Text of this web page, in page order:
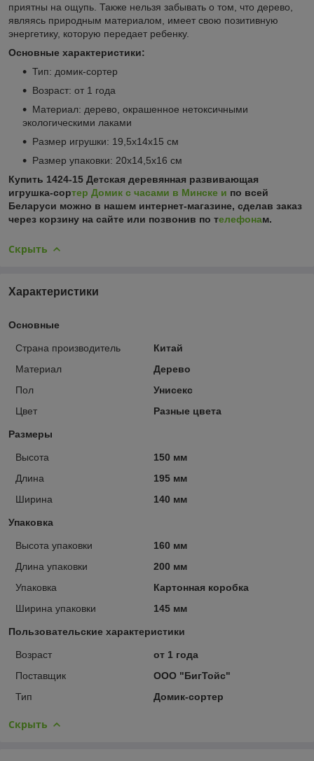
приятны на ощупь. Также нельзя забывать о том, что дерево,
являясь природным материалом, имеет свою позитивную
энергетику, которую передает ребенку.
Основные характеристики:
Тип: домик-сортер
Возраст: от 1 года
Материал: дерево, окрашенное нетоксичными
экологическими лаками
Размер игрушки: 19,5х14х15 см
Размер упаковки: 20х14,5х16 см
Купить 1424-15 Детская деревянная развивающая
игрушка-сортер Домик с часами в Минске и по всей
Беларуси можно в нашем интернет-магазине, сделав заказ
через корзину на сайте или позвонив по телефонам.
Скрыть
Характеристики
Основные
Страна производитель
Китай
Материал
Дерево
Пол
Унисекс
Цвет
Разные цвета
Размеры
Высота
150 мм
Длина
195 мм
Ширина
140 мм
Упаковка
Высота упаковки
160 мм
Длина упаковки
200 мм
Упаковка
Картонная коробка
Ширина упаковки
145 мм
Пользовательские характеристики
Возраст
от 1 года
Поставщик
ООО "БигТойс"
Тип
Домик-сортер
Скрыть